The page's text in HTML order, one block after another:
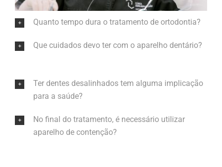
Quanto tempo dura o tratamento de ortodontia?
Que cuidados devo ter com o aparelho dentário?
Ter dentes desalinhados tem alguma implicação
para a saúde?
No final do tratamento, é necessário utilizar
aparelho de contenção?